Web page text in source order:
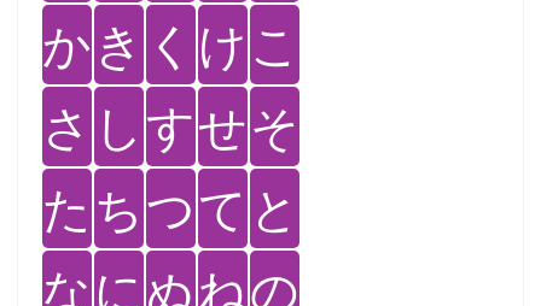
かき く けこ
さ しすせそ
た ちつて と
なにぬねの